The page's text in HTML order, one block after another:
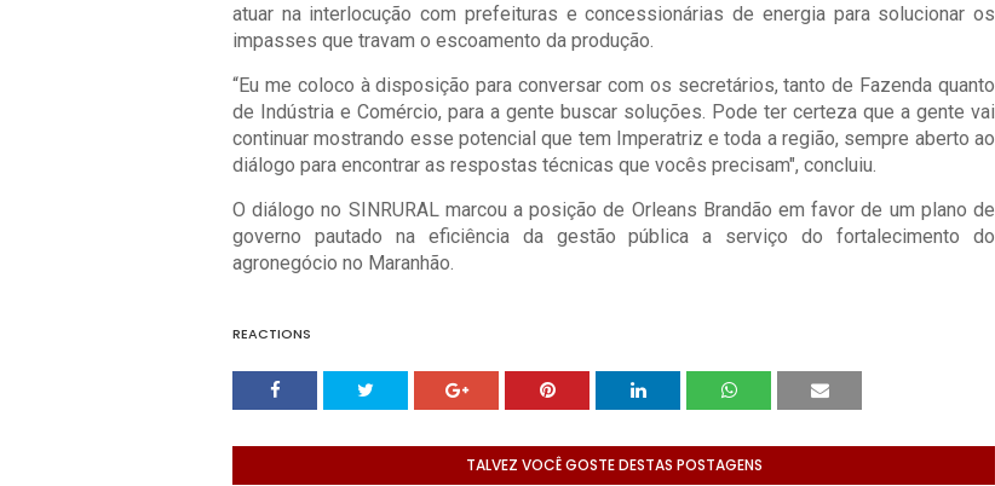
atuar na interlocução com prefeituras e concessionárias de energia para solucionar os
impasses que travam o escoamento da produção.
“Eu me coloco à disposição para conversar com os secretários, tanto de Fazenda quanto
de Indústria e Comércio, para a gente buscar soluções. Pode ter certeza que a gente vai
continuar mostrando esse potencial que tem Imperatriz e toda a região, sempre aberto ao
diálogo para encontrar as respostas técnicas que vocês precisam", concluiu.
O diálogo no SINRURAL marcou a posição de Orleans Brandão em favor de um plano de
governo pautado na eficiência da gestão pública a serviço do fortalecimento do
agronegócio no Maranhão.
REACTIONS
TALVEZ VOCÊ GOSTE DESTAS POSTAGENS